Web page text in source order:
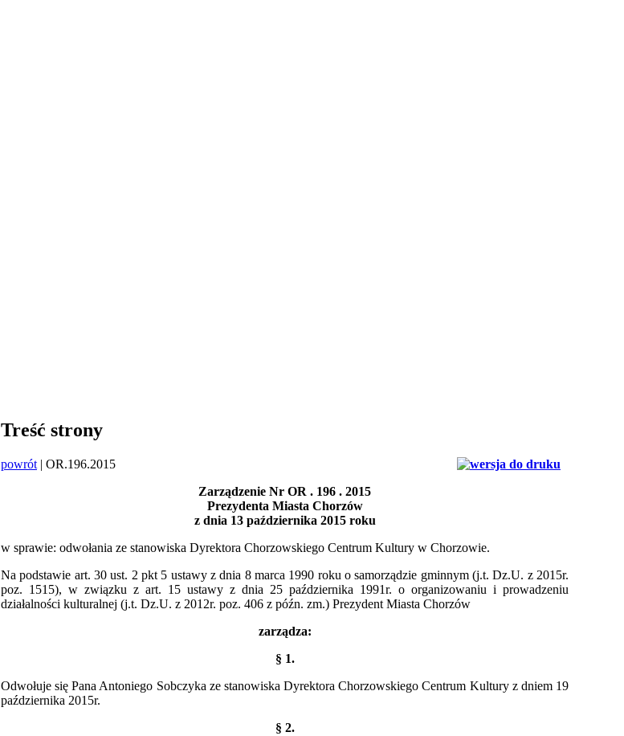
Treść strony
powrót | OR.196.2015
Zarządzenie Nr OR . 196 . 2015
Prezydenta Miasta Chorzów
z dnia 13 października 2015 roku
w sprawie: odwołania ze stanowiska Dyrektora Chorzowskiego Centrum Kultury w Chorzowie.
Na podstawie art. 30 ust. 2 pkt 5 ustawy z dnia 8 marca 1990 roku o samorządzie gminnym (j.t. Dz.U. z 2015r.
poz. 1515), w związku z art. 15 ustawy z dnia 25 października 1991r. o organizowaniu i prowadzeniu
działalności kulturalnej (j.t. Dz.U. z 2012r. poz. 406 z późn. zm.) Prezydent Miasta Chorzów
zarządza:
§ 1.
Odwołuje się Pana Antoniego Sobczyka ze stanowiska Dyrektora Chorzowskiego Centrum Kultury z dniem 19
października 2015r.
§ 2.